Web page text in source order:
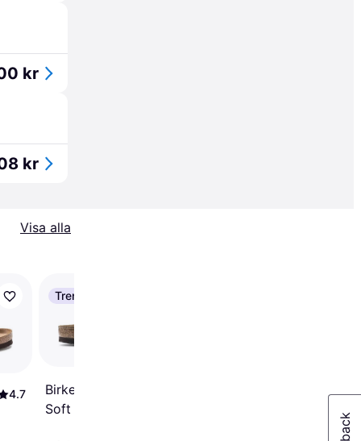
kr
kr
Visa alla
4.7
Trendande
Birkenstock Arizona
Soft Footbed Suede